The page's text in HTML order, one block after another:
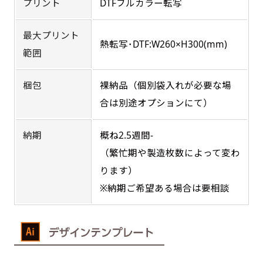
プリント DTFフルカラー転写
最大プリント
範囲
熱転写･DTF:W260×H300(mm)
梱包
裸納品（個別袋入れが必要な場
合は別途オプションにて）
納期
概ね2.5週間-
（繁忙期や製造枚数によって変わ
ります）
※納期ご希望ある場合は要相談
す。かわいいい＆おしゃれなのぼりです。台はセ
ジャンボ(90x270)
遠くからでも視認しやすいジャンボサイズです。
駐車場などのスペースに余裕がある場所で大々的
ットでついてます。
ジャンボ(270x90)
遠くからでも視認しやすいジャンボサイズです。
駐車場などのスペースに余裕がある場所で大々的
に宣伝できます。
す。
お急ぎ［ +330円 ］
お急ぎは翌営業日発送（基本12時締め切り)枚数
によって対応できない場合、ギリギリでも対応
できる場合もあります。防炎加工、トロピカル
生地は対応不可です。